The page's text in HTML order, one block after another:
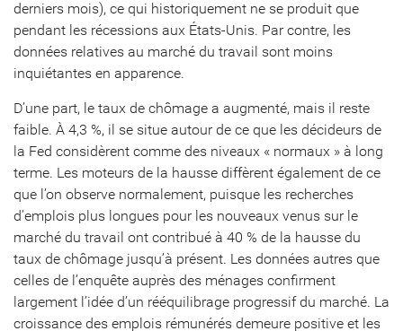
derniers mois), ce qui historiquement ne se produit que
pendant les récessions aux États-Unis. Par contre, les
données relatives au marché du travail sont moins
inquiétantes en apparence.
D’une part, le taux de chômage a augmenté, mais il reste
faible. À 4,3 %, il se situe autour de ce que les décideurs de
la Fed considèrent comme des niveaux « normaux » à long
terme. Les moteurs de la hausse diffèrent également de ce
que l’on observe normalement, puisque les recherches
d’emplois plus longues pour les nouveaux venus sur le
marché du travail ont contribué à 40 % de la hausse du
taux de chômage jusqu’à présent. Les données autres que
celles de l’enquête auprès des ménages confirment
largement l’idée d’un rééquilibrage progressif du marché. La
croissance des emplois rémunérés demeure positive et les